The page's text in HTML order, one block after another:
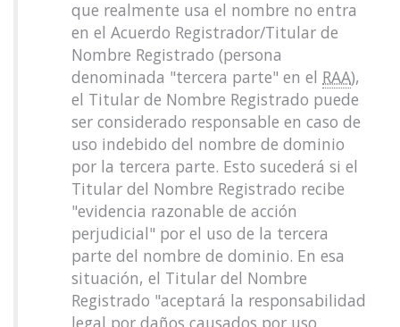
que realmente usa el nombre no entra
en el Acuerdo Registrador/Titular de
Nombre Registrado (persona
denominada "tercera parte" en el RAA),
el Titular de Nombre Registrado puede
ser considerado responsable en caso de
uso indebido del nombre de dominio
por la tercera parte. Esto sucederá si el
Titular del Nombre Registrado recibe
"evidencia razonable de acción
perjudicial" por el uso de la tercera
parte del nombre de dominio. En esa
situación, el Titular del Nombre
Registrado "aceptará la responsabilidad
legal por daños causados por uso